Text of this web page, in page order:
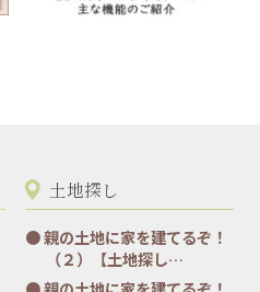
土地探し
親の土地に家を建てるぞ！
（２）【土地探し…